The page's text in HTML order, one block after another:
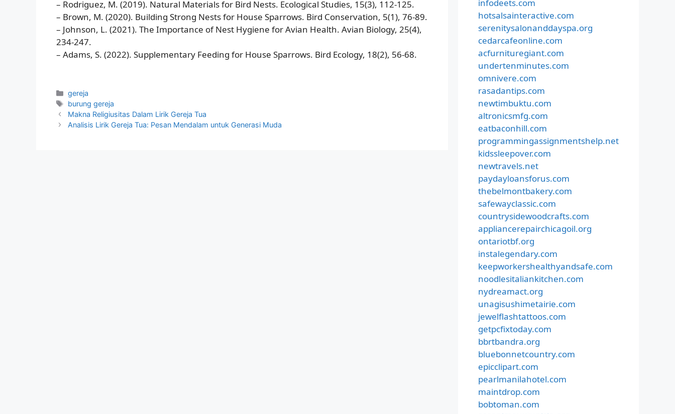
– Rodriguez, M. (2019). Natural Materials for Bird Nests. Ecological Studies, 15(3), 112-125.
– Brown, M. (2020). Building Strong Nests for House Sparrows. Bird Conservation, 5(1), 76-89.
– Johnson, L. (2021). The Importance of Nest Hygiene for Avian Health. Avian Biology, 25(4),
234-247.
– Adams, S. (2022). Supplementary Feeding for House Sparrows. Bird Ecology, 18(2), 56-68.
Categories
gereja
Tags
burung gereja
Makna Religiusitas Dalam Lirik Gereja Tua
Analisis Lirik Gereja Tua: Pesan Mendalam untuk Generasi Muda
infodeets.com
hotsalsainteractive.com
serenitysalonanddayspa.org
cedarcafeonline.com
acfurnituregiant.com
undertenminutes.com
omnivere.com
rasadantips.com
newtimbuktu.com
altronicsmfg.com
eatbaconhill.com
programmingassignmentshelp.net
kidssleepover.com
newtravels.net
paydayloansforus.com
thebelmontbakery.com
safewayclassic.com
countrysidewoodcrafts.com
appliancerepairchicagoil.org
ontariotbf.org
instalegendary.com
keepworkershealthyandsafe.com
noodlesitaliankitchen.com
nydreamact.org
unagisushimetairie.com
jewelflashtattoos.com
getpcfixtoday.com
bbrtbandra.org
bluebonnetcountry.com
epicclipart.com
pearlmanilahotel.com
maintdrop.com
bobtoman.com